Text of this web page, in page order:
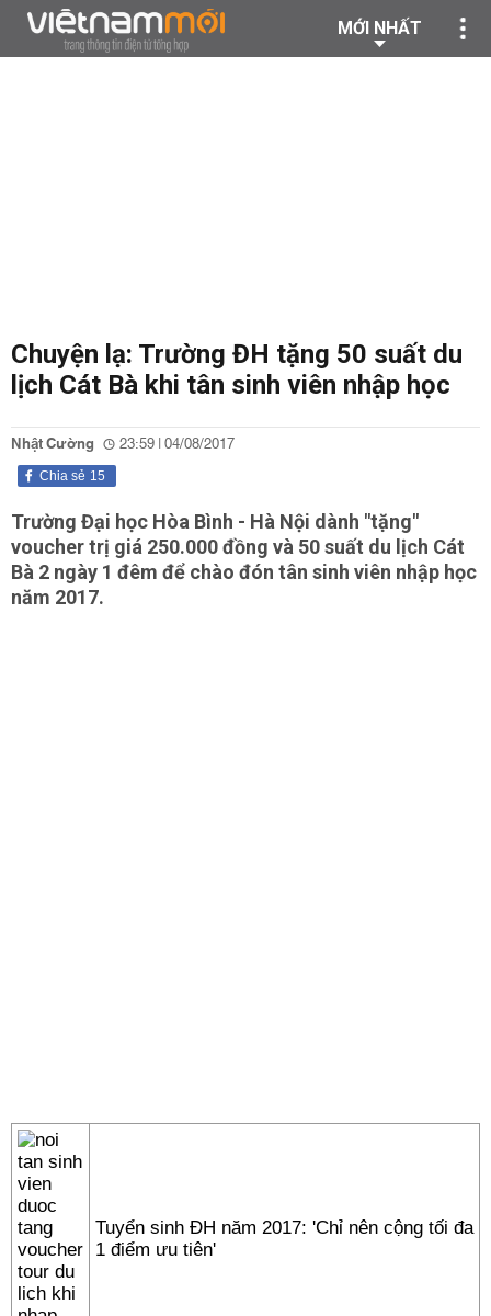
MỚI NHẤT
Chuyện lạ: Trường ĐH tặng 50 suất du
lịch Cát Bà khi tân sinh viên nhập học
Nhật Cường 23:59 | 04/08/2017
15
Chia sẻ
Trường Đại học Hòa Bình - Hà Nội dành "tặng"
voucher trị giá 250.000 đồng và 50 suất du lịch Cát
Bà 2 ngày 1 đêm để chào đón tân sinh viên nhập học
năm 2017.
Tuyển sinh ĐH năm 2017: 'Chỉ nên cộng tối đa
1 điểm ưu tiên'